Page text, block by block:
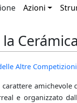
Azioni
Cerámica
Altre Competizioni
amichevole
e organizzato